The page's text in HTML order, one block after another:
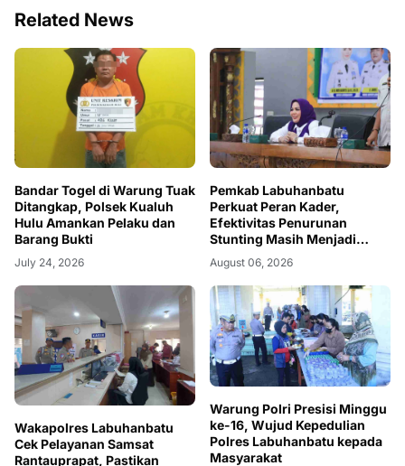
Related News
Bandar Togel di Warung Tuak
Ditangkap, Polsek Kualuh
Hulu Amankan Pelaku dan
Barang Bukti
July 24, 2026
Pemkab Labuhanbatu
Perkuat Peran Kader,
Efektivitas Penurunan
Stunting Masih Menjadi
Tantangan Bersama
August 06, 2026
Wakapolres Labuhanbatu
Cek Pelayanan Samsat
Rantauprapat, Pastikan
Warung Polri Presisi Minggu
ke-16, Wujud Kepedulian
Polres Labuhanbatu kepada
Masyarakat